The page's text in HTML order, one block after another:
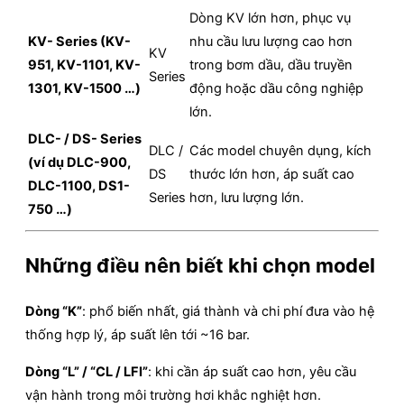
KV- Series (KV-
951, KV-1101, KV-
1301, KV-1500 …)
KV
Series
Dòng KV lớn hơn, phục vụ
nhu cầu lưu lượng cao hơn
trong bơm dầu, dầu truyền
động hoặc dầu công nghiệp
lớn.
DLC- / DS- Series
(ví dụ DLC-900,
DLC-1100, DS1-
750 …)
DLC /
DS
Series
Các model chuyên dụng, kích
thước lớn hơn, áp suất cao
hơn, lưu lượng lớn.
Những điều nên biết khi chọn model
Dòng “K”: phổ biến nhất, giá thành và chi phí đưa vào hệ
thống hợp lý, áp suất lên tới ~16 bar.
Dòng “L” / “CL / LFI”: khi cần áp suất cao hơn, yêu cầu
vận hành trong môi trường hơi khắc nghiệt hơn.